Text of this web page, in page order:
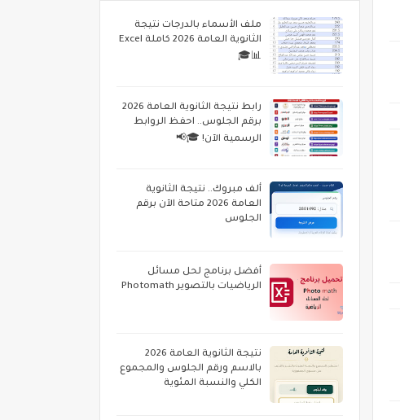
ملف الأسماء بالدرجات نتيجة
الثانوية العامة 2026 كاملة Excel
📊🎓
رابط نتيجة الثانوية العامة 2026
برقم الجلوس.. احفظ الروابط
الرسمية الآن! 🎓📢
ألف مبروك.. نتيجة الثانوية
العامة 2026 متاحة الآن برقم
الجلوس
أفضل برنامج لحل مسائل
الرياضيات بالتصوير Photomath
نتيجة الثانوية العامة 2026
بالاسم ورقم الجلوس والمجموع
الكلي والنسبة المئوية